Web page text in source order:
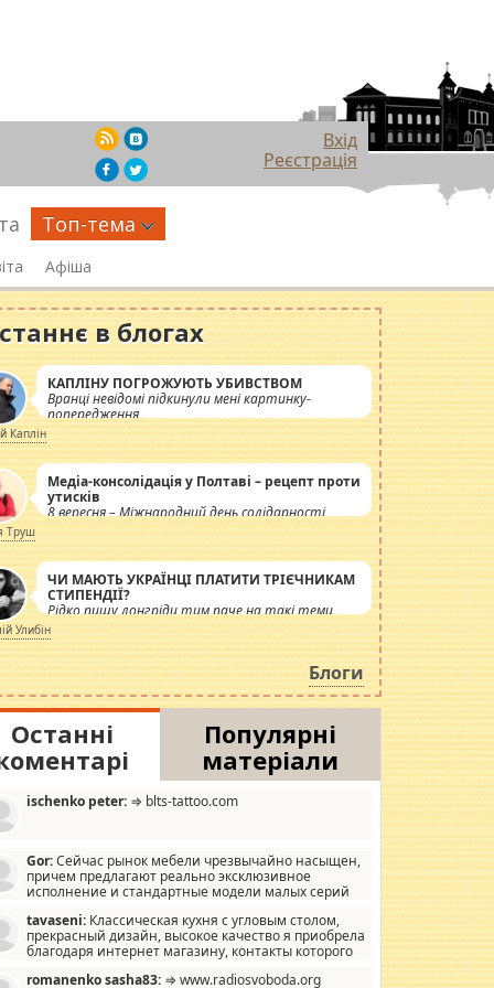
Вхід
Реєстрація
Топ-тема
Афіша
в блогах
КАПЛІНУ ПОГРОЖУЮТЬ УБИВСТВОМ
Вранці невідомі підкинули мені картинку-
попередження
Каплін
Медіа-консолідація у Полтаві – рецепт проти
утисків
8 вересня – Міжнародний день солідарності
журналістів.
Труш
ЧИ МАЮТЬ УКРАЇНЦІ ПЛАТИТИ ТРІЄЧНИКАМ
СТИПЕНДІЇ?
Рідко пишу лонгріди тим паче на такі теми,
але вже просто дістало! Обурюють сьогоднішні
інсенуації навколо стипендіального питання.
Штучно роздувається ще одна соціальна
катастрофа.
Улибін
Блоги
Останні
Популярні
матеріали
ischenko peter: ⇒ blts-tattoo.com
Gor:Сейчас рынок мебели чрезвычайно насыщен,
причем предлагают реально эксклюзивное
исполнение и стандартные модели малых серий
мало походит на стандартные формы, в MebelOk,
и что главное - со вкусом все в порядке,
ненужных наворотов удорожающих мебель, а это не
tavaseni: Классическая кухня с угловым столом,
прекрасный дизайн, высокое качество я приобрела
благодаря интернет магазину, контакты которого
romanenko sasha83: ⇒ www.radiosvoboda.org